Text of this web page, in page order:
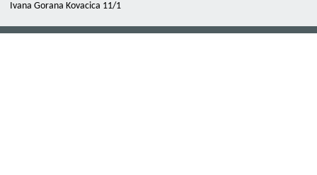
Ivana Gorana Kovacica 11/1